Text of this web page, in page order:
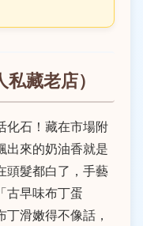
藏老店）
化石！藏在市場附
出來的奶油香就是
頭髮都白了，手藝
古早味布丁蛋
滑嫩得不像話，